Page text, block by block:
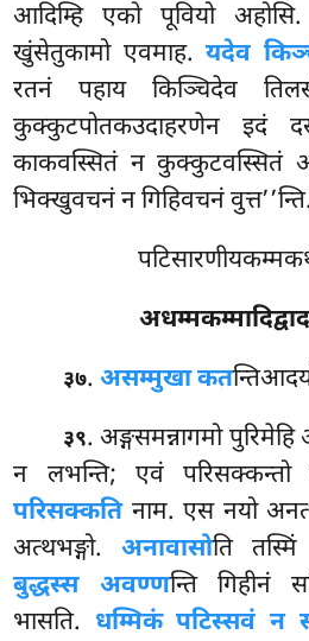
आदिम्हि एको पूवियो
खुंसेतुकामो एवमाह.यदेव
रतनं पहाय किञ्चिदेव
कुक्कुटपोतकउदाहरणेन इदं
काकवस्सितं न कुक्कुटवस्सितं
भिक्खुवचनं न गिहिवचनं वुत्त’’न्ति.
३७.असम्मुखा कत
३९. अङ्गसमन्नागमो
न लभन्ति; एवं परिसक्कन्तो
परिसक्कतिनाम. एस नयो
अत्थभङ्गो.अनावासोति
बुद्धस्स अवण्णन्ति गिहीनं
भासति. धम्मिकं पटिस्सवं न